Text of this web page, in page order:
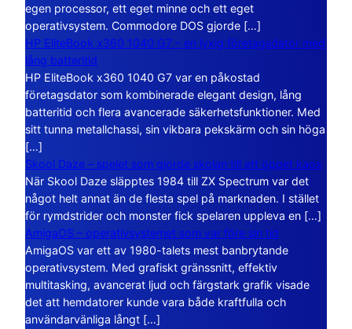
egen processor, ett eget minne och ett eget
operativsystem. Commodore DOS gjorde […]
HP EliteBook x360 1040 G7 – en lyxig företagsdator med
lång batteritid
HP EliteBook x360 1040 G7 var en påkostad
företagsdator som kombinerade elegant design, lång
batteritid och flera avancerade säkerhetsfunktioner. Med
sitt tunna metallchassi, sin vikbara pekskärm och sin höga
[…]
Skool Daze – spelet som gjorde skolan till ett öppet kaos
När Skool Daze släpptes 1984 till ZX Spectrum var det
något helt annat än de flesta spel på marknaden. I stället
för rymdstrider och monster fick spelaren uppleva en […]
AmigaOS – operativsystemet som var före sin tid
AmigaOS var ett av 1980-talets mest banbrytande
operativsystem. Med grafiskt gränssnitt, effektiv
multitasking, avancerat ljud och färgstark grafik visade
det att hemdatorer kunde vara både kraftfulla och
användarvänliga långt […]